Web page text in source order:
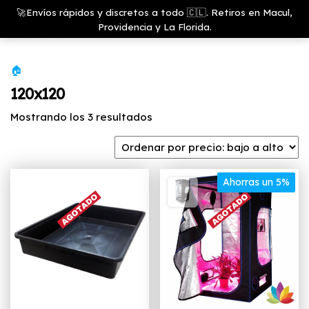
Saltar
contenido
🚀Envíos rápidos y discretos a todo 🇨🇱. Retiros en Macul,
Providencia y La Florida.
Growshop
& LED
Store
🏠
120x120
Mostrando los 3 resultados
precio:
Ahorras un 5%